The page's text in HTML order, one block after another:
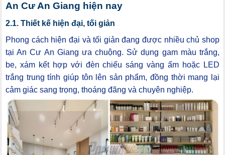
An Cư An Giang hiện nay
2.1. Thiết kế hiện đại, tối giản
Phong cách hiện đại và tối giản đang được nhiều chủ shop
tại An Cư An Giang ưa chuộng. Sử dụng gam màu trắng,
be, xám kết hợp với đèn chiếu sáng vàng ấm hoặc LED
trắng trung tính giúp tôn lên sản phẩm, đồng thời mang lại
cảm giác sang trọng, thoáng đãng và chuyên nghiệp.